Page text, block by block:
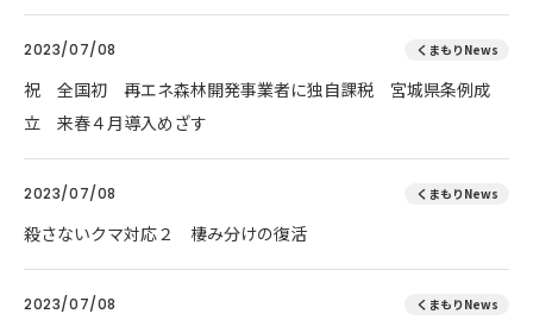
2023/07/08 くまもりNews
祝 全国初 再エネ森林開発事業者に独自課税 宮城県条例成
立 来春４月導入めざす
2023/07/08 くまもりNews
殺さないクマ対応２ 棲み分けの復活
2023/07/08 くまもりNews